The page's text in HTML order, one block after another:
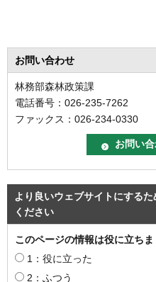
お問い合わせ
林務部森林政策課
電話番号：026-235-7262
ファックス：026-234-0330
より良いウェブサイトにする
ください
このページの情報は役に立ちま
1：役に立った
2：ふつう